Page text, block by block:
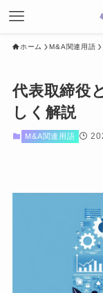
ホーム M&A関連用語
代表取締役
しく解説
M&A関連用語